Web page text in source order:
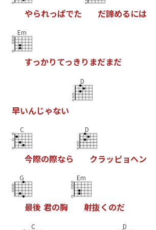
やられっぱでた だ諦めるには
Em
すっかりてっき り まだまだ
早いんじゃない
D
C
今際の際なら
D
クラッピョへン
G
最後 君の胸
Em
射抜く のだ
C D